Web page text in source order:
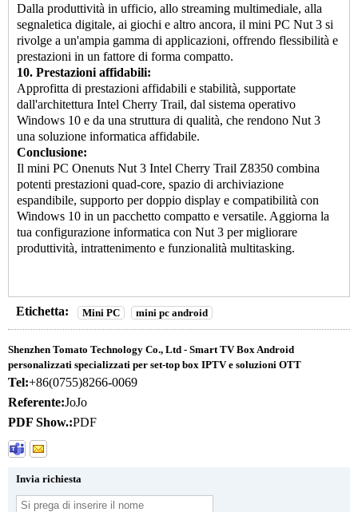
Dalla produttività in ufficio, allo streaming multimediale, alla
segnaletica digitale, ai giochi e altro ancora, il mini PC Nut 3 si
rivolge a un'ampia gamma di applicazioni, offrendo flessibilità e
prestazioni in un fattore di forma compatto.
10. Prestazioni affidabili:
Approfitta di prestazioni affidabili e stabilità, supportate
dall'architettura Intel Cherry Trail, dal sistema operativo
Windows 10 e da una struttura di qualità, che rendono Nut 3
una soluzione informatica affidabile.
Conclusione:
Il mini PC Onenuts Nut 3 Intel Cherry Trail Z8350 combina
potenti prestazioni quad-core, spazio di archiviazione
espandibile, supporto per doppio display e compatibilità con
Windows 10 in un pacchetto compatto e versatile. Aggiorna la
tua configurazione informatica con Nut 3 per migliorare
produttività, intrattenimento e funzionalità multitasking.
Etichetta: Mini PC mini pc android
Shenzhen Tomato Technology Co., Ltd - Smart TV Box Android
personalizzati specializzati per set-top box IPTV e soluzioni OTT
Tel:+86(0755)8266-0069
Referente:JoJo
PDF Show.:PDF
Invia richiesta